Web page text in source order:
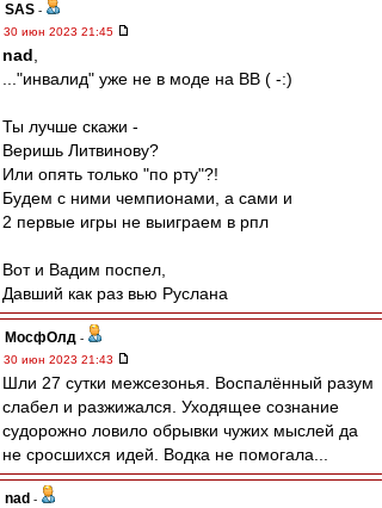
SAS -
30 июн 2023 21:45
nad
..."инвалид" уже не в моде на ВВ ( -:)
Ты лучше скажи -
Веришь Литвинову?
Или опять только "по рту"?!
Будем с ними чемпионами, а сами и
2 первые игры не выиграем в рпл
Вот и Вадим поспел,
Давший как раз вью Руслана
МосфОлд -
30 июн 2023 21:43
Шли 27 сутки межсезонья. Воспалённый разум
слабел и разжижался. Уходящее сознание
судорожно ловило обрывки чужих мыслей да
не сросшихся идей. Водка не помогала...
nad -